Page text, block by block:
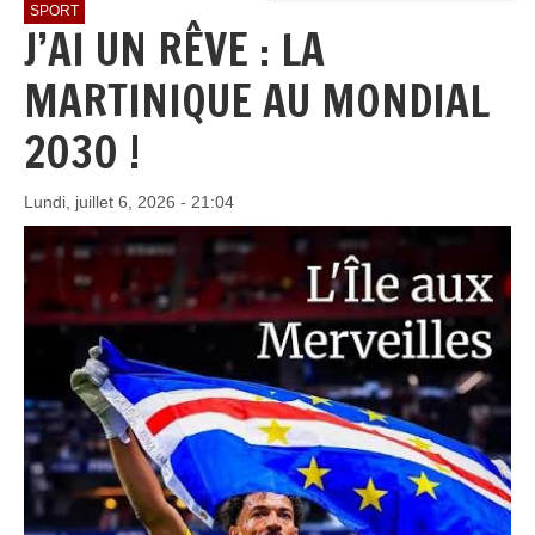
SPORT
J’AI UN RÊVE : LA
MARTINIQUE AU MONDIAL
2030 !
Lundi, juillet 6, 2026 - 21:04